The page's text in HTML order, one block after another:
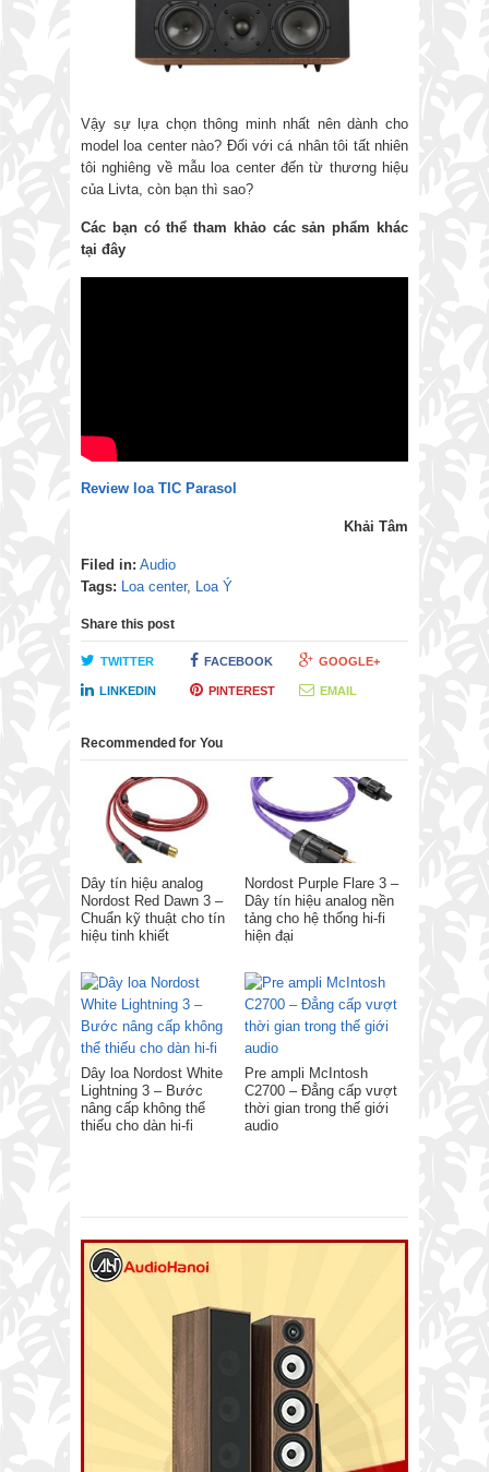
Vậy sự lựa chọn thông minh nhất nên dành cho
model loa center nào? Đối với cá nhân tôi tất nhiên
tôi nghiêng về mẫu loa center đến từ thương hiệu
của Livta, còn bạn thì sao?
Các bạn có thể tham khảo các sản phẩm khác
tại đây
Review loa TIC Parasol
Khải Tâm
Filed in: Audio
Tags: Loa center, Loa Ý
Share this post
TWITTER FACEBOOK GOOGLE+
LINKEDIN PINTEREST EMAIL
Recommended for You
Dây tín hiệu analog
Nordost Red Dawn 3 –
Chuẩn kỹ thuật cho tín
hiệu tinh khiết
Nordost Purple Flare 3 –
Dây tín hiệu analog nền
tảng cho hệ thống hi-fi
hiện đại
Dây loa Nordost White
Lightning 3 – Bước
nâng cấp không thể
thiếu cho dàn hi-fi
Pre ampli McIntosh
C2700 – Đẳng cấp vượt
thời gian trong thế giới
audio